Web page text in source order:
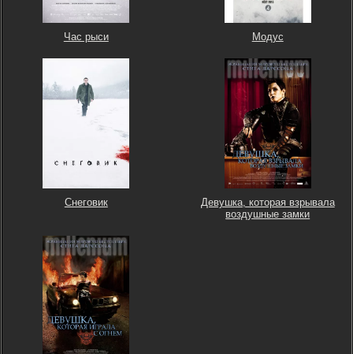
Час рыси Модус
Снеговик
Девушка, которая взрывала
воздушные замки